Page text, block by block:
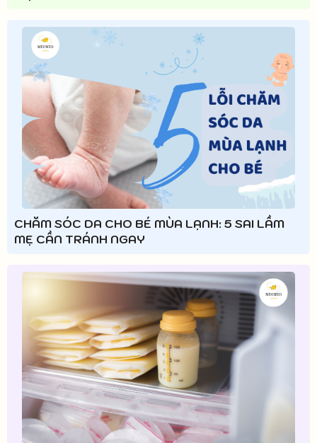
CHĂM SÓC DA CHO BÉ MÙA LẠNH: 5 SAI LẦM
MẸ CẦN TRÁNH NGAY